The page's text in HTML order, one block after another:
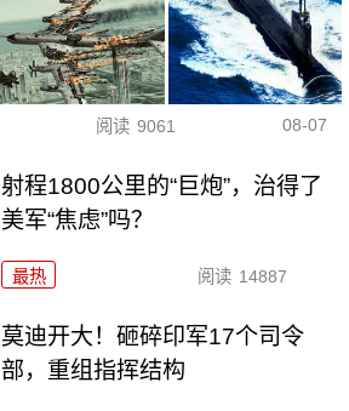
阅读 9061 08-07
射程1800公里的“巨炮”，治得了
美军“焦虑”吗？
最热 阅读 14887
莫迪开大！砸碎印军17个司令
部，重组指挥结构